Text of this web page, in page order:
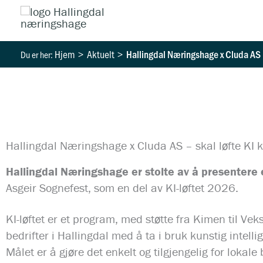
Hopp
til
innholdet
Hjem Aktuelt Hallingdal Næringshage x Cluda
Hallingdal Næringshage x Cluda AS – skal løfte KI
Hallingdal Næringshage er stolte av å presentere
Asgeir Sognefest, som en del av KI-løftet 2026.
KI-løftet er et program, med støtte fra Kimen til
bedrifter i Hallingdal med å ta i bruk kunstig
Målet er å gjøre det enkelt og tilgjengelig for